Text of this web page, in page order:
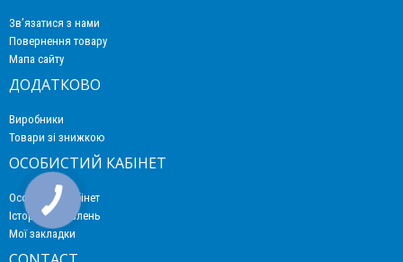
Зв’язатися з нами
Повернення товару
Мапа сайту
ДОДАТКОВО
Виробники
Товари зі знижкою
ОСОБИСТИЙ КАБІНЕТ
Особистий кабінет
Історія замовлень
Мої закладки